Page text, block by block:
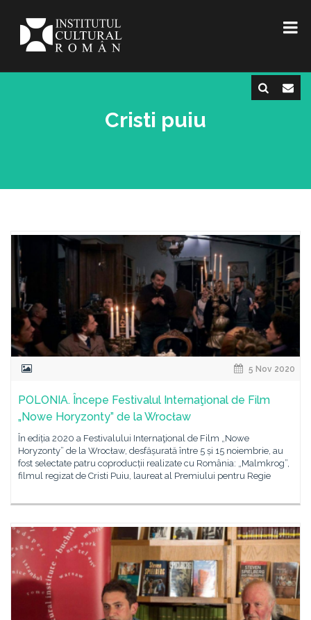
Cristi puiu
5 Nov 2020
POLONIA. Începe Festivalul Internaţional de Film
„Nowe Horyzonty” de la Wrocław
În ediția 2020 a Festivalului Internaţional de Film „Nowe
Horyzonty” de la Wrocław, desfășurată între 5 și 15 noiembrie, au
fost selectate patru coproducții realizate cu România: „Malmkrog”,
filmul regizat de Cristi Puiu, laureat al Premiului pentru Regie